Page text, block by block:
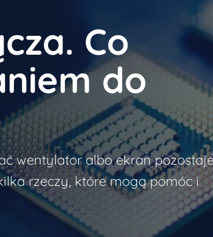
Co
do
wentylator albo ekran
rzeczy, które mogą pomóc i